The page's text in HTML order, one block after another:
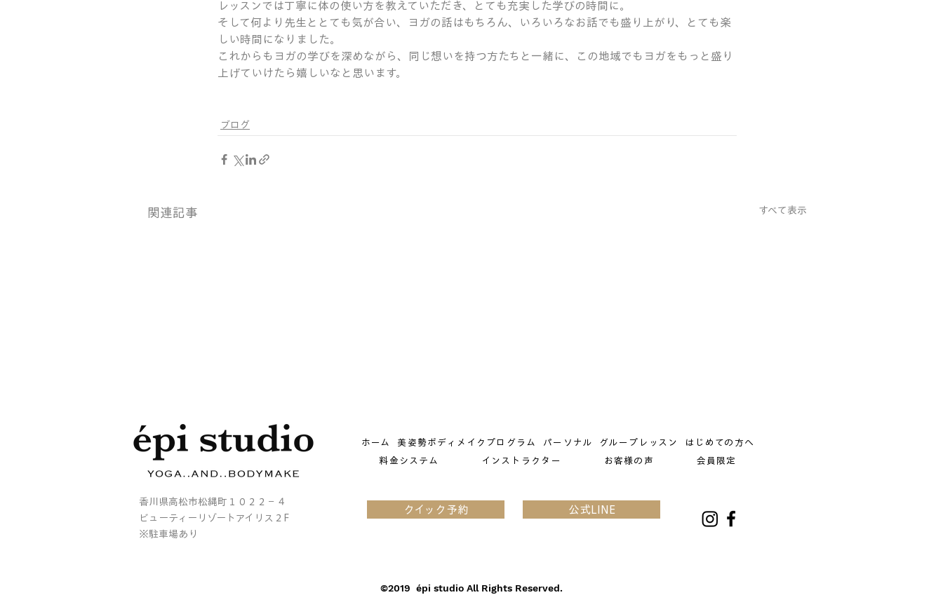
レッスンでは丁寧に体の使い方を教えていただき、とても充実した学びの時間に。
そして何より先生ととても気が合い、ヨガの話はもちろん、いろいろなお話でも盛り上がり、とても楽
しい時間になりました。
これからもヨガの学びを深めながら、同じ想いを持つ方たちと一緒に、この地域でもヨガをもっと盛り
上げていけたら嬉しいなと思います。
ブログ
関連記事 すべて表示
韓国🇰🇷からWelcome♡
香川県高松市松縄町１０２２－４
ビューティーリゾートアイリス２F
※駐車場あり
ホーム 美姿勢ボディメイクプログラム パーソナル グループレッスン
はじめての方へ
料金システム
インストラクター お客様の声 会員限定
クイック予約 公式LINE
©2019 épi studio All Rights Reserved.